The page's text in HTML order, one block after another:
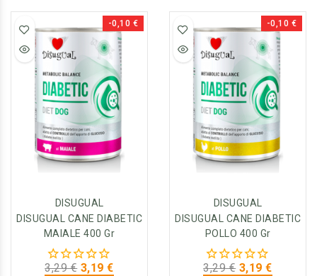
-0,10 €
DISUGUAL
DISUGUAL CANE DIABETIC
MAIALE 400 Gr
3,29 € 3,19 €
-0,10 €
DISUGUAL
DISUGUAL CANE DIABETIC
POLLO 400 Gr
3,29 € 3,19 €